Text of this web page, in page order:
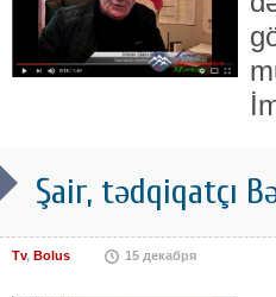
Şair, tədqiqatçı
Tv, Bolus 15 декабря